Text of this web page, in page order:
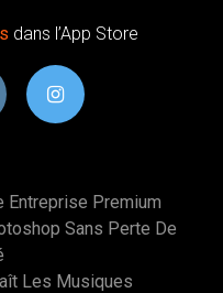
dans l’App Store
Premium
Sans Perte De
Les Musiques